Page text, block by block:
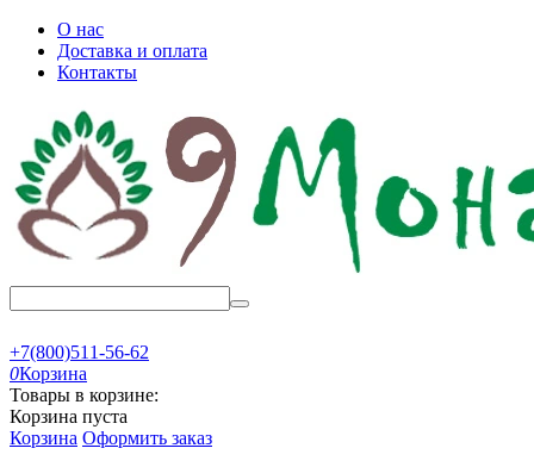
О нас
Доставка и оплата
Контакты
+7(800)511-56-62
0Корзина
Товары в корзине:
Корзина пуста
Корзина Оформить заказ